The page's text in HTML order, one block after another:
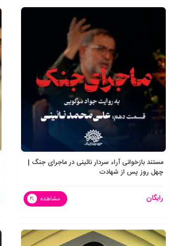
مستند بازخوانی آراء سردار نائینی در ماجرای جنگ |
چهل روز پس از شهادت
رایگان مشاهده